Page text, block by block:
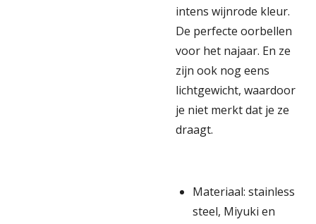
intens wijnrode kleur.
De perfecte oorbellen
voor het najaar. En ze
zijn ook nog eens
lichtgewicht, waardoor
je niet merkt dat je ze
draagt.
Materiaal: stainless
steel, Miyuki en